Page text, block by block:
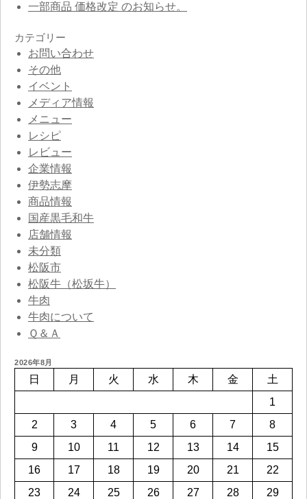
一部商品 価格改定 のお知らせ。
カテゴリー
お問い合わせ
その他
イベント
メディア情報
メニュー
レシピ
レビュー
企業情報
伊勢志摩
商品情報
国産黒毛和牛
店舗情報
未分類
松阪市
松阪牛（松坂牛）
牛肉
牛肉について
Ｑ＆Ａ
2026年8月
日 月 火 水 木 金
土
1
2
3 4 5 6 7
8
9
10 11 12 13 14
15
16
17 18 19 20 21
22
23
24 25 26 27 28
29